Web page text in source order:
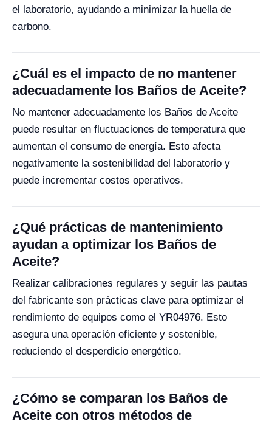
el laboratorio, ayudando a minimizar la huella de
carbono.
¿Cuál es el impacto de no mantener
adecuadamente los Baños de Aceite?
No mantener adecuadamente los Baños de Aceite
puede resultar en fluctuaciones de temperatura que
aumentan el consumo de energía. Esto afecta
negativamente la sostenibilidad del laboratorio y
puede incrementar costos operativos.
¿Qué prácticas de mantenimiento
ayudan a optimizar los Baños de
Aceite?
Realizar calibraciones regulares y seguir las pautas
del fabricante son prácticas clave para optimizar el
rendimiento de equipos como el YR04976. Esto
asegura una operación eficiente y sostenible,
reduciendo el desperdicio energético.
¿Cómo se comparan los Baños de
Aceite con otros métodos de